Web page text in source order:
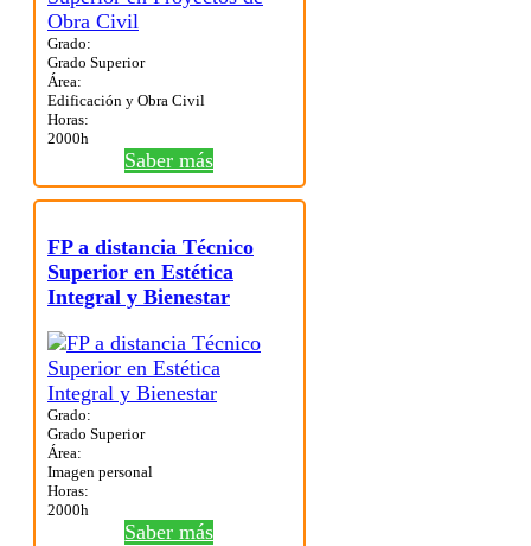
Grado:
Grado Superior
Área:
Edificación y Obra Civil
Horas:
2000h
Saber más
FP a distancia Técnico
Superior en Estética
Integral y Bienestar
Grado:
Grado Superior
Área:
Imagen personal
Horas:
2000h
Saber más